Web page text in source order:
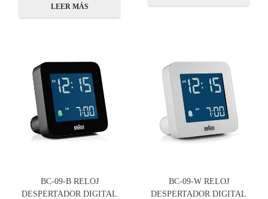
LEER MÁS
BC-09-B RELOJ
DESPERTADOR DIGITAL
BC-09-W RELOJ
DESPERTADOR DIGITAL